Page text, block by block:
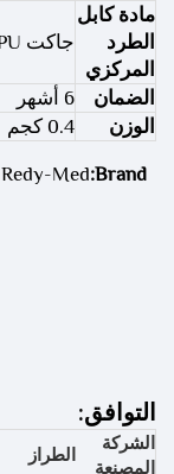
مادة كابل
الطرد
المركزي
جاكت TPU
الضمان
6 أشهر
الوزن
0.4 كجم
Brand:
Redy-Med
التوافق:
الشركة
المصنعة
الطراز